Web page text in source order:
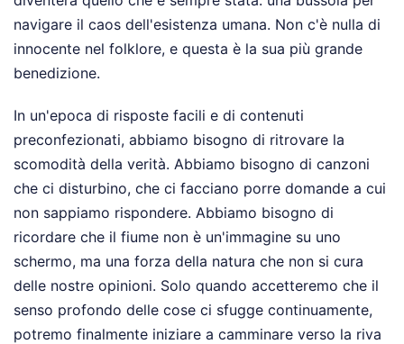
navigare il caos dell'esistenza umana. Non c'è nulla di
innocente nel folklore, e questa è la sua più grande
benedizione.
In un'epoca di risposte facili e di contenuti
preconfezionati, abbiamo bisogno di ritrovare la
scomodità della verità. Abbiamo bisogno di canzoni
che ci disturbino, che ci facciano porre domande a cui
non sappiamo rispondere. Abbiamo bisogno di
ricordare che il fiume non è un'immagine su uno
schermo, ma una forza della natura che non si cura
delle nostre opinioni. Solo quando accetteremo che il
senso profondo delle cose ci sfugge continuamente,
potremo finalmente iniziare a camminare verso la riva